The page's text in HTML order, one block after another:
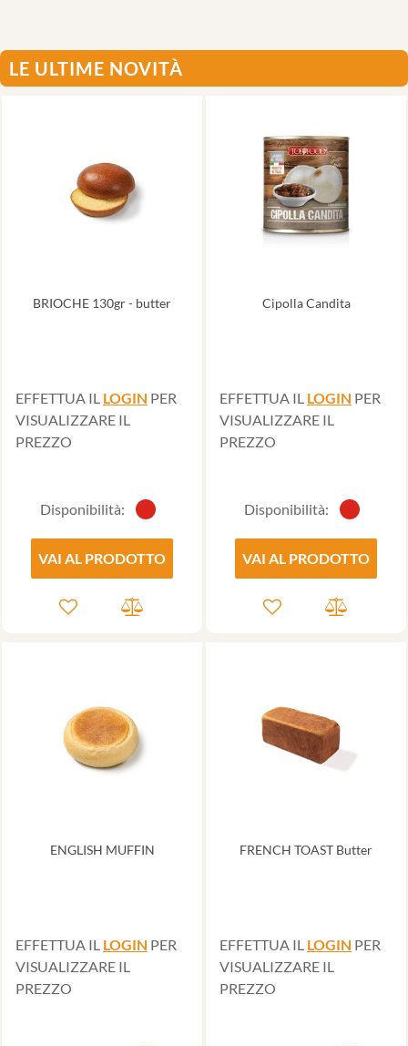
LE ULTIME NOVITÀ
BRIOCHE 130gr - butter
EFFETTUA IL LOGIN PER
VISUALIZZARE IL
PREZZO
Disponibilità:
VAI AL PRODOTTO
Cipolla Candita
EFFETTUA IL LOGIN PER
VISUALIZZARE IL
PREZZO
Disponibilità:
VAI AL PRODOTTO
ENGLISH MUFFIN
EFFETTUA IL LOGIN PER
VISUALIZZARE IL
PREZZO
FRENCH TOAST Butter
EFFETTUA IL LOGIN PER
VISUALIZZARE IL
PREZZO